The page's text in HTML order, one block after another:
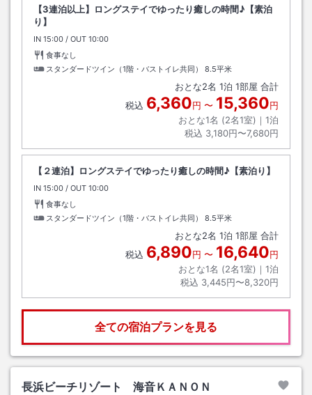
【3連泊以上】ロングステイでゆったり癒しの時間♪【素泊
り】
IN チェックイン
15:00 / OUT チェックアウト
10:00
食事なし
スタンダードツイン（1階・バストイレ共同）
8.5平米
おとな2名 1泊 1部屋 合計
税込 6,360円 〜 15,360円
おとな1名 (2名1室)｜ 1泊
税込 3,180円〜7,680円
【２連泊】ロングステイでゆったり癒しの時間♪【素泊り】
IN チェックイン
15:00 / OUT チェックアウト
10:00
食事なし
スタンダードツイン（1階・バストイレ共同）
8.5平米
おとな2名 1泊 1部屋 合計
税込 6,890円 〜 16,640円
おとな1名 (2名1室)｜ 1泊
税込 3,445円〜8,320円
全ての宿泊プランを見る
長浜ビーチリゾート 海音ＫＡＮＯＮ